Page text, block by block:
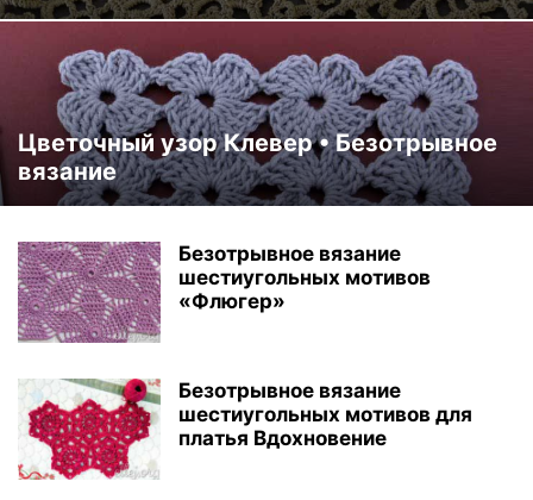
Цветочный узор Клевер • Безотрывное
вязание
Безотрывное вязание
шестиугольных мотивов
«Флюгер»
Безотрывное вязание
шестиугольных мотивов для
платья Вдохновение